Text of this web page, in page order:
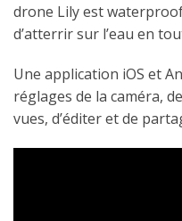
drone Lily est
d’atterrir sur l’eau en
Une application iOS et
réglages de la caméra,
vues, d’éditer et de